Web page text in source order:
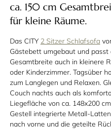
ca. 150 cm
für kleine Räume.
Das CITY 2 Sitzer Schlafsofa
Gästebett umgebaut und passt
Gesamtbreite auch in kleinere
oder Kinderzimmer. Tagsüber
zum Langlegen und Relaxen.
Couch nachts auch als
Liegefläche von ca. 148x200
Gestell integrierte Metall-
nach vorne und die geteilte